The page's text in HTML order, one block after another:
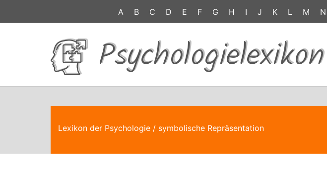
A B C D E F G H I J K L M N
Psychologielexikon
Lexikon der Psychologie / symbolische Repräsentation